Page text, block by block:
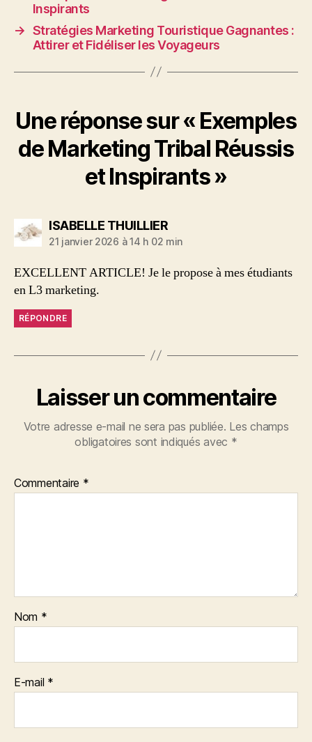
Inspirants
→ Stratégies Marketing Touristique Gagnantes :
Attirer et Fidéliser les Voyageurs
Une réponse sur « Exemples
de Marketing Tribal Réussis
et Inspirants »
ISABELLE THUILLIERdit :
21 janvier 2026 à 14 h 02 min
EXCELLENT ARTICLE! Je le propose à mes étudiants
en L3 marketing.
RÉPONDRE
Laisser un commentaire
Votre adresse e-mail ne sera pas publiée. Les champs
obligatoires sont indiqués avec *
Commentaire *
Nom *
E-mail *